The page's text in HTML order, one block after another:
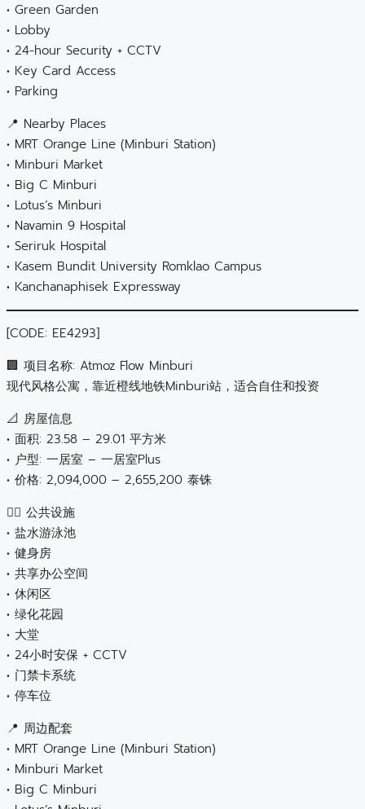
• Green Garden
• Lobby
• 24-hour Security + CCTV
• Key Card Access
• Parking
📍 Nearby Places
• MRT Orange Line (Minburi Station)
• Minburi Market
• Big C Minburi
• Lotus’s Minburi
• Navamin 9 Hospital
• Seriruk Hospital
• Kasem Bundit University Romklao Campus
• Kanchanaphisek Expressway
[CODE: EE4293]
🏢 项目名称: Atmoz Flow Minburi
现代风格公寓，靠近橙线地铁Minburi站，适合自住和投资
📐 房屋信息
• 面积: 23.58 – 29.01 平方米
• 户型: 一居室 – 一居室Plus
• 价格: 2,094,000 – 2,655,200 泰铢
🏊‍♂️ 公共设施
• 盐水游泳池
• 健身房
• 共享办公空间
• 休闲区
• 绿化花园
• 大堂
• 24小时安保 + CCTV
• 门禁卡系统
• 停车位
📍 周边配套
• MRT Orange Line (Minburi Station)
• Minburi Market
• Big C Minburi